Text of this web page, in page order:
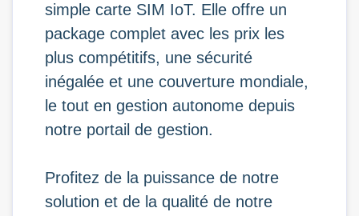
simple carte SIM IoT. Elle offre un
package complet avec les prix les
plus compétitifs, une sécurité
inégalée et une couverture mondiale,
le tout en gestion autonome depuis
notre portail de gestion.
Profitez de la puissance de notre
solution et de la qualité de notre